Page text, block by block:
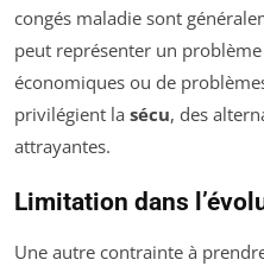
congés maladie sont
peut représenter un
économiques ou de
privilégient la sécu, des
attrayantes.
Limitation dans
Une autre contrainte à